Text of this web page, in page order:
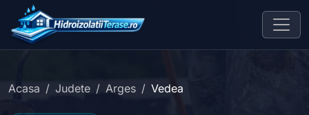
Acasa Judete Arges Vedea